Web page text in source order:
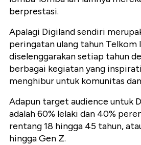
berprestasi.
Apalagi Digiland sendiri
peringatan ulang tahun Telkom
diselenggarakan setiap tahun
berbagai kegiatan yang
menghibur untuk komunitas
Adapun target audience untuk
adalah 60% lelaki dan 40%
rentang 18 hingga 45 tahun,
hingga Gen Z.